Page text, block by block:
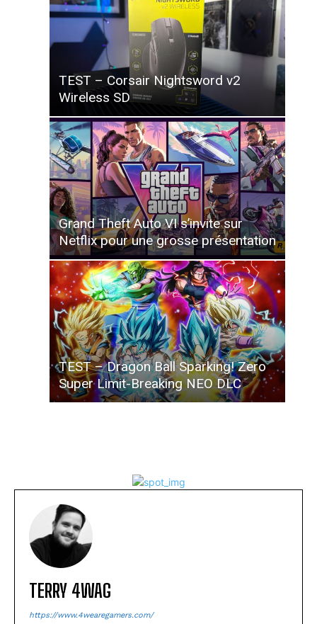
TEST – Corsair Nightsword v2
Wireless SD
Grand Theft Auto VI s’invite sur
Netflix pour une grosse présentation
TEST – Dragon Ball Sparking! Zero
Super Limit-Breaking NEO DLC
TERRY 4WAG
https://www.4wearegamers.com/